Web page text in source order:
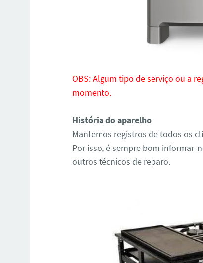
OBS: Algum tipo de serviço ou a
momento.
História do aparelho
Mantemos registros de todos os
Por isso, é sempre bom
outros técnicos de reparo.